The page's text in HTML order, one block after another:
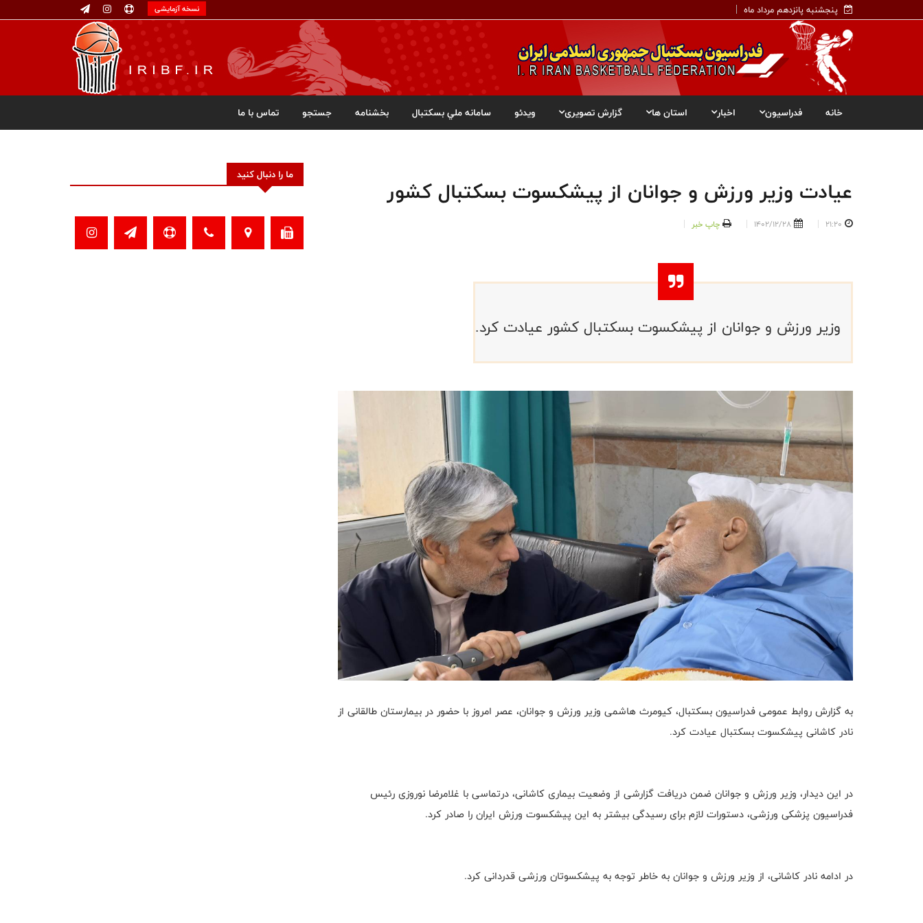
پنجشنبه پانزدهم مرداد ماه نسخه آزمایشی
خانه فدراسیون اخبار استان ها گزارش تصویری ویدئو سامانه ملي بسکتبال بخشنامه جستجو تماس با ما
عیادت وزیر ورزش و جوانان از پیشکسوت بسکتبال کشور
21:20
1402/12/28 چاپ خبر
وزیر ورزش و جوانان از پیشکسوت بسکتبال کشور عیادت کرد.
به گزارش روابط عمومی فدراسیون بسکتبال، کیومرث هاشمی وزیر ورزش و جوانان، عصر امروز با حضور در بیمارستان طالقانی از
نادر کاشانی پیشکسوت بسکتبال عیادت کرد.
در این دیدار، وزیر ورزش و جوانان ضمن دریافت گزارشی از وضعیت بیماری کاشانی، درتماسی با غلامرضا نوروزی رئیس
فدراسیون پزشکی ورزشی، دستورات لازم برای رسیدگی بیشتر به این پیشکسوت ورزش ایران را صادر کرد.
در ادامه نادر کاشانی، از وزیر ورزش و جوانان به خاطر توجه به پیشکسوتان ورزشی قدردانی کرد.
ما را دنبال کنید